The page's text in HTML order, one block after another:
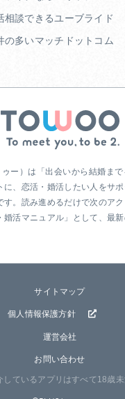
相談できるユーブライド
の多いマッチドットコム
ー）は「出会いから結婚まで
に、恋活・婚活したい人をサ
す。読み進めるだけで次のア
婚活マニュアル」として、最
サイトマップ
個人情報保護方針
運営会社
お問い合わせ
しているアプリはすべて18歳